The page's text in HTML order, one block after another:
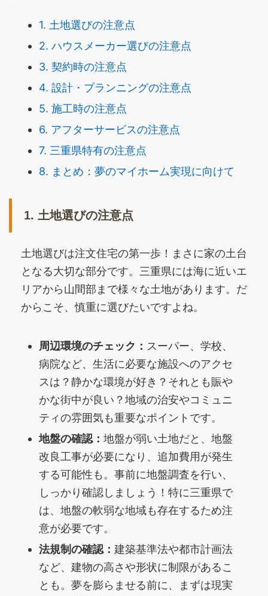
1. 土地選びの注意点
2. ハウスメーカー選びの注意点
3. 契約時の注意点
4. 設計・プランニングの注意点
5. 施工時の注意点
6. アフターサービスの注意点
7. 三重県特有の注意点
8. まとめ：夢のマイホーム実現に向けて
1. 土地選びの注意点
土地選びは注文住宅の第一歩！まさに家の土台
となる大切な部分です。三重県には海に近いエ
リアから山間部まで様々な土地があります。だ
からこそ、慎重に選びたいですよね。
周辺環境のチェック： スーパー、学校、
病院など、生活に必要な施設へのアクセ
スは？静かな環境が好き？それとも賑や
かな街中が良い？地域の治安やコミュニ
ティの雰囲気も重要なポイントです。
地盤の確認： 地盤が弱い土地だと、地盤
改良工事が必要になり、追加費用が発生
する可能性も。事前に地盤調査を行い、
しっかり確認しましょう！特に三重県で
は、地盤の軟弱な地域も存在するため注
意が必要です。
法規制の確認： 建築基準法や都市計画法
など、建物の高さや形状に制限があるこ
とも。夢を膨らませる前に、まずは現実